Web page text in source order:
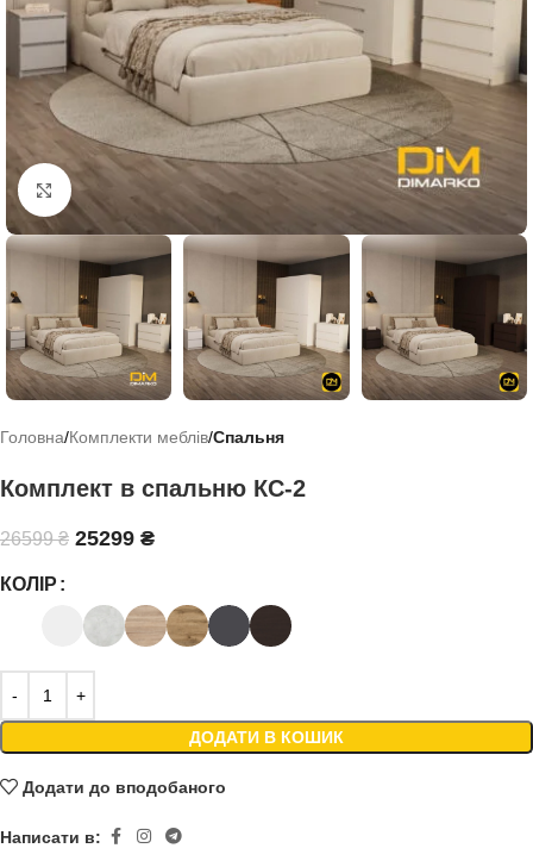
Click to enlarge
Головна Комплекти меблів Спальня
Комплект в спальню КС-2
26599₴ 25299 ₴
КОЛІР
ДОДАТИ В КОШИК
Додати до вподобаного
Написати в: